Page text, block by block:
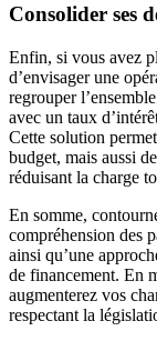
Consolider ses
Enfin, si vous avez
d’envisager une
regrouper
avec un taux
Cette solution
budget, mais aussi
réduisant la charge
En somme,
compréhension des
ainsi qu’une
de financement. En
augmenterez vos
respectant la